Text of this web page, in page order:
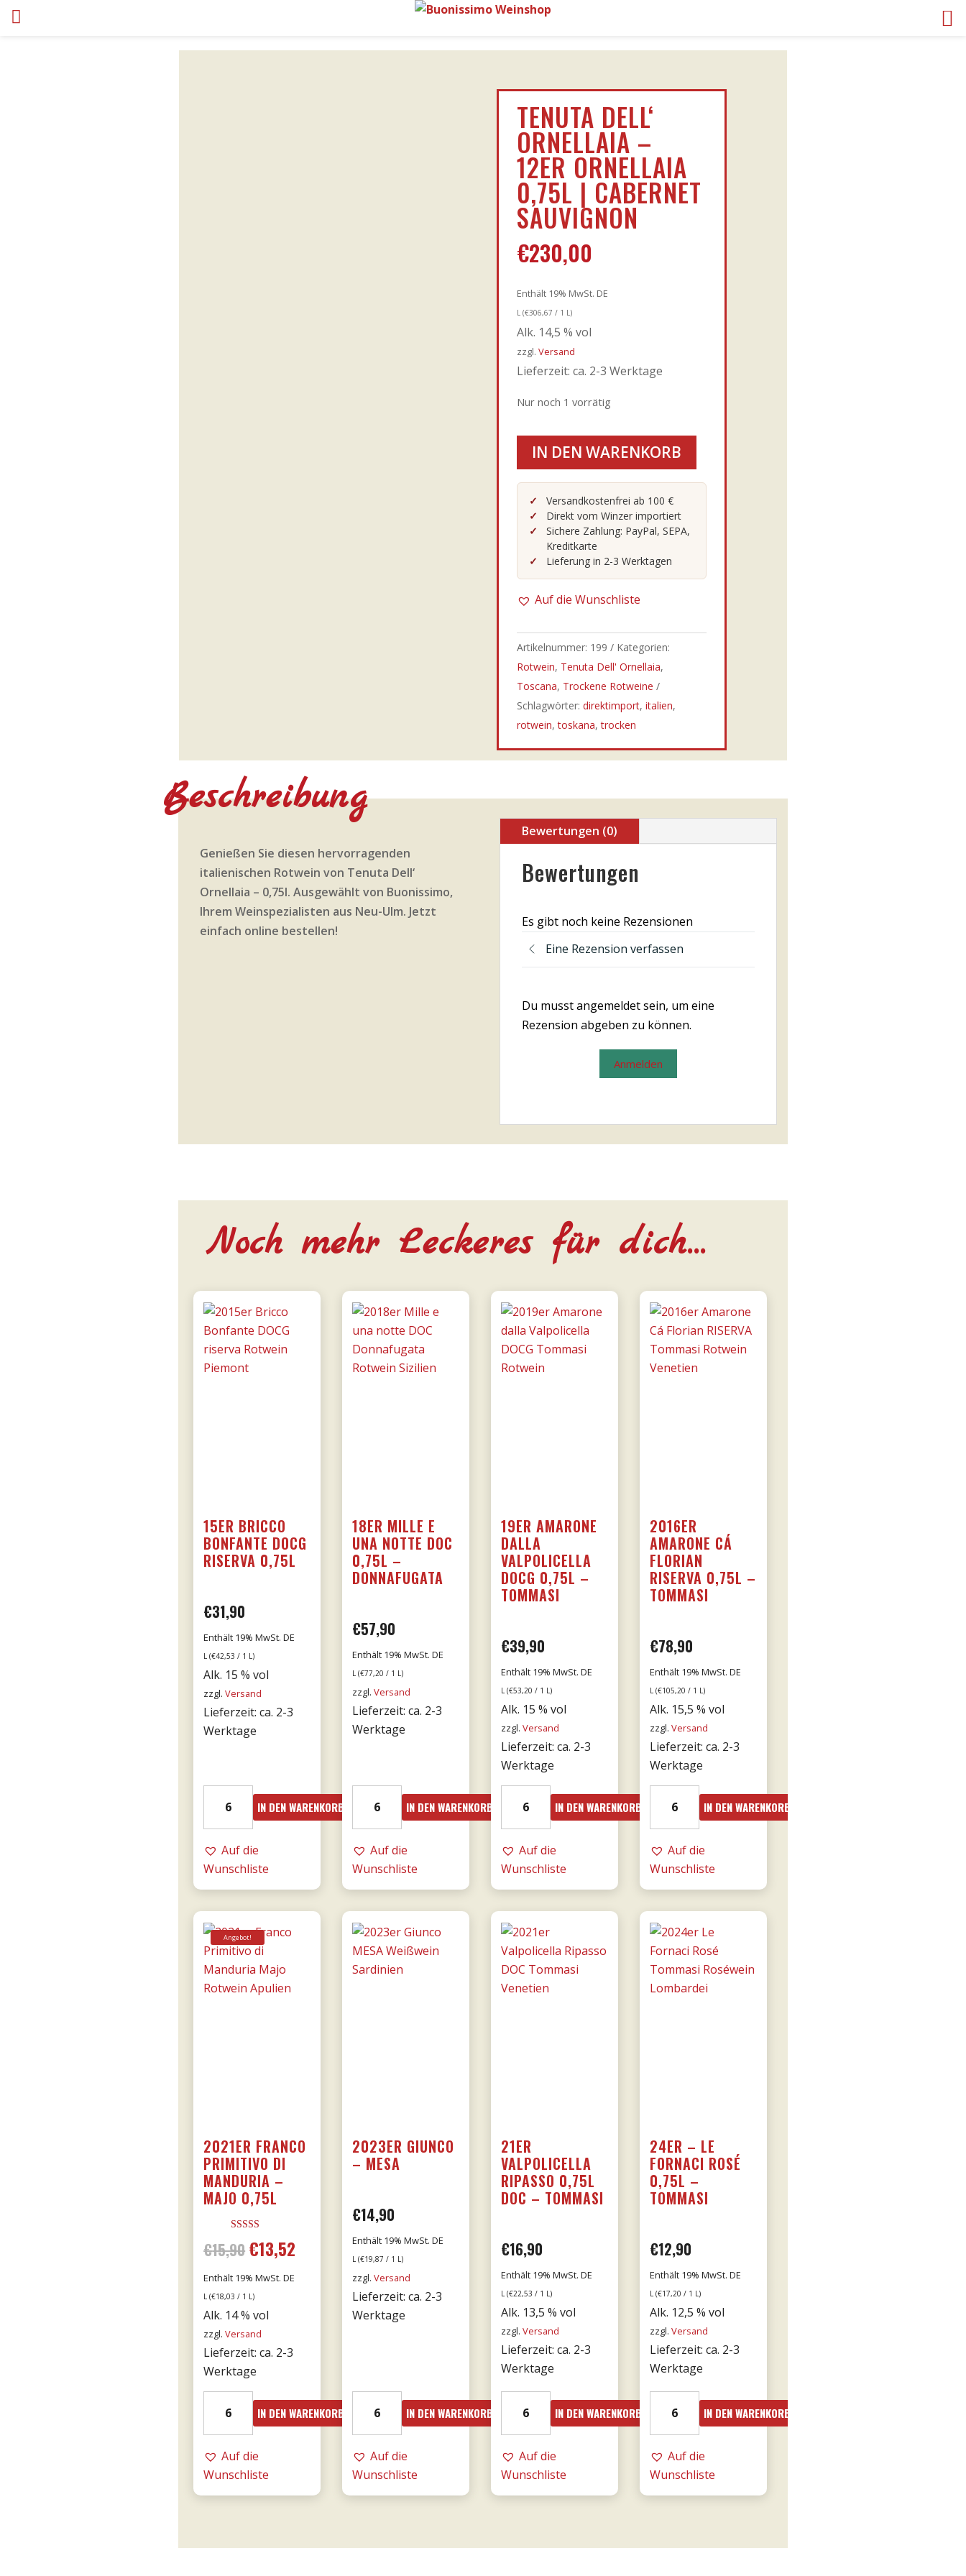
TENUTA DELL‘
ORNELLAIA –
12ER ORNELLAIA
0,75L | CABERNET
SAUVIGNON
€230,00
Enthält 19% MwSt. DE
L (€306,67 / 1 L)
Alk. 14,5 % vol
zzgl. Versand
Lieferzeit: ca. 2-3 Werktage
Nur noch 1 vorrätig
Dell'
Ornellaia
-
12er
Ornellaia
Sauvignon
IN DEN WARENKORB
Versandkostenfrei ab 100 €
Direkt vom Winzer importiert
Sichere Zahlung: PayPal, SEPA,
Kreditkarte
Lieferung in 2-3 Werktagen
Auf die Wunschliste
Artikelnummer: 199
Kategorien:
Rotwein, Tenuta Dell' Ornellaia,
Toscana, Trockene Rotweine
Schlagwörter: direktimport, italien,
rotwein,toskana,trocken
Beschreibung
Genießen Sie diesen hervorragenden
italienischen Rotwein von Tenuta Dell‘
Ornellaia – 0,75l. Ausgewählt von Buonissimo,
Ihrem Weinspezialisten aus Neu-Ulm. Jetzt
einfach online bestellen!
Bewertungen (0)
Bewertungen
Es gibt noch keine Rezensionen
Eine Rezension verfassen
Du musst angemeldet sein, um eine
Rezension abgeben zu können.
Anmelden
Noch mehr Leckeres für dich…
15ER BRICCO
BONFANTE DOCG
RISERVA 0,75L
€31,90
Enthält 19% MwSt. DE
L (€42,53 / 1 L)
Alk. 15 % vol
zzgl.Versand
Lieferzeit: ca. 2-3
Werktage
Bricco
Bonfante
DOCG
riserva
0,75l
IN DEN WARENKORB
Auf die
Wunschliste
18ER MILLE E
UNA NOTTE DOC
0,75L –
DONNAFUGATA
€57,90
Enthält 19% MwSt. DE
L (€77,20 / 1 L)
zzgl.Versand
Lieferzeit: ca. 2-3
Werktage
Mille
e
una
notte
DOC
-
Donnafugata
Menge
IN DEN WARENKORB
Auf die
Wunschliste
19ER AMARONE
DALLA
VALPOLICELLA
DOCG 0,75L –
TOMMASI
€39,90
Enthält 19% MwSt. DE
L (€53,20 / 1 L)
Alk. 15 % vol
zzgl. Versand
Lieferzeit: ca. 2-3
Werktage
Amarone
dalla
Valpolicella
DOCG
0,75l
Tommasi
Menge
IN DEN WARENKORB
Auf die
Wunschliste
2016ER
AMARONE CÁ
FLORIAN
RISERVA 0,75L –
TOMMASI
€78,90
Enthält 19% MwSt. DE
L (€105,20 / 1 L)
Alk. 15,5 % vol
zzgl. Versand
Lieferzeit: ca. 2-3
Werktage
Amarone
Cá
Florian
RISERVA
0,75l
Tommasi
Menge
IN DEN WARENKORB
Auf die
Wunschliste
Angebot!
2021ER FRANCO
PRIMITIVO DI
MANDURIA –
MAJO 0,75L
5.00
von 5
€15,90 Ursprünglicher
Preis
war:
€15,90
€13,52
Enthält 19% MwSt. DE
L (€18,03 / 1 L)
Alk. 14 % vol
zzgl.Versand
Lieferzeit: ca. 2-3
Werktage
Franco
Primitivo
di
Manduria
-
Menge
IN DEN WARENKORB
Auf die
Wunschliste
2023ER GIUNCO
– MESA
€14,90
Enthält 19% MwSt. DE
L (€19,87 / 1 L)
zzgl.Versand
Lieferzeit: ca. 2-3
Werktage
Giunco
-
MESA
Menge
IN DEN WARENKORB
Auf die
Wunschliste
21ER
VALPOLICELLA
RIPASSO 0,75L
DOC – TOMMASI
€16,90
Enthält 19% MwSt. DE
L (€22,53 / 1 L)
Alk. 13,5 % vol
zzgl. Versand
Lieferzeit: ca. 2-3
Werktage
Valpolicella
Ripasso
0,75l
DOC
-
IN DEN WARENKORB
Auf die
Wunschliste
24ER – LE
FORNACI ROSÉ
0,75L –
TOMMASI
€12,90
Enthält 19% MwSt. DE
L (€17,20 / 1 L)
Alk. 12,5 % vol
zzgl. Versand
Lieferzeit: ca. 2-3
Werktage
Le
Fornaci
Rosé
0,75l
Menge
IN DEN WARENKORB
Auf die
Wunschliste